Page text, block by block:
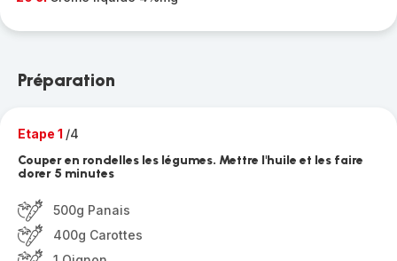
Préparation
Etape 1 /4
Couper en rondelles les légumes. Mettre l'huile et les faire
dorer 5 minutes
500g Panais
400g Carottes